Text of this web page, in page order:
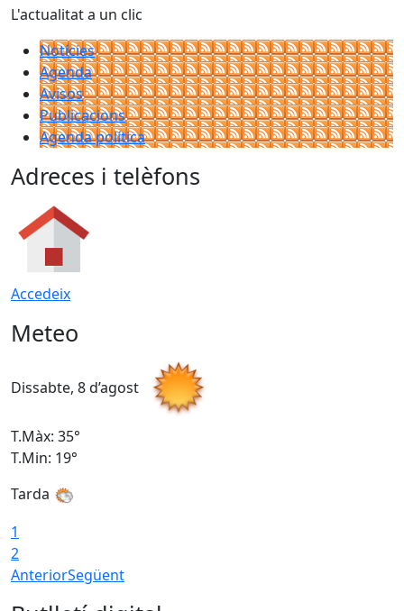
L'actualitat a un clic
Notícies
Agenda
Avisos
Publicacions
Agenda política
Adreces i telèfons
Accedeix
Meteo
Dissabte, 8 d’agost
T.Màx: 35°
T.Min: 19°
Tarda
1
2
AnteriorSegüent